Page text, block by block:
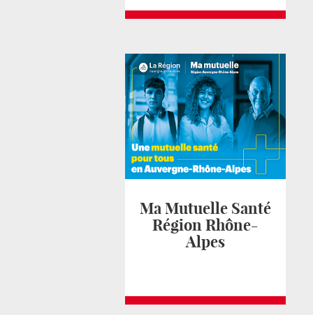
Ma Mutuelle Santé
Région Rhône-
Alpes